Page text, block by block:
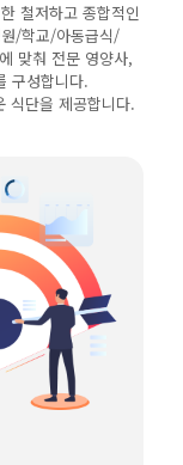
철저하고 종합적인
/학교/아동급식/
맞춰 전문 영양사,
구성합니다.
식단을 제공합니다.